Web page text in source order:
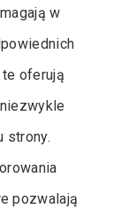
w
oferują
strony.
pozwalają